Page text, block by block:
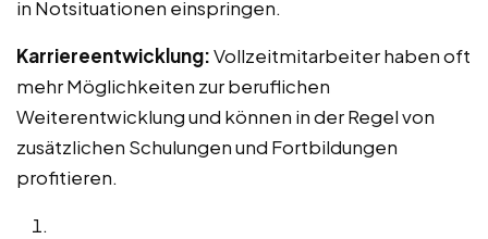
in Notsituationen einspringen.
Karriereentwicklung:Vollzeitmitarbeiter haben oft
mehr Möglichkeiten zur beruflichen
Weiterentwicklung und können in der Regel von
zusätzlichen Schulungen und Fortbildungen
profitieren.